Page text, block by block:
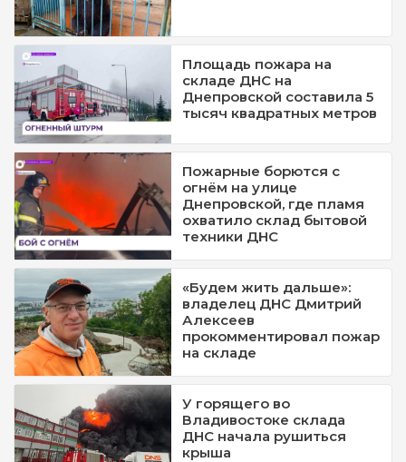
Площадь пожара на
складе ДНС на
Днепровской составила 5
тысяч квадратных метров
Пожарные борются с
огнём на улице
Днепровской, где пламя
охватило склад бытовой
техники ДНС
«Будем жить дальше»:
владелец ДНС Дмитрий
Алексеев
прокомментировал пожар
на складе
У горящего во
Владивостоке склада
ДНС начала рушиться
крыша